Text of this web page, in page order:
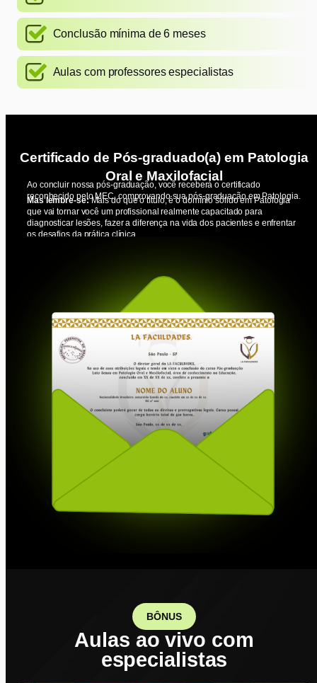
Conclusão mínima de 6 meses
Aulas com professores especialistas
Certificado de Pós-graduado(a) em Patologia
Oral e Maxilofacial
Ao concluir nossa pós-graduação, você receberá o certificado
reconhecido pelo MEC, comprovando sua pós-graduação em Patologia.
Mas lembre-se:Mais do que o título, é o domínio sólido em Patologia
que vai tornar você um profissional realmente capacitado para
diagnosticar lesões, fazer a diferença na vida dos pacientes e enfrentar
os desafios da prática clínica.
BÔNUS
Aulas ao vivo com
especialistas